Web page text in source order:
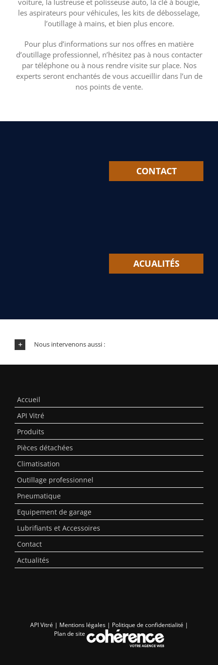
les aspirateurs pour véhicules, les kits de débosselage,
l’outillage à mains, et bien plus encore.
Pour plus d’informations sur nos offres en matière
d’outillage professionnel, n’hésitez pas à nous contacter
par téléphone ou à nous rendre visite sur place. Nos
experts seront enchantés de vous accueillir dans l’un de
nos points de vente.
CONTACT
ACUALITÉS
Nous intervenons aussi :
Accueil
API Vitré
Produits
Pièces détachées
Climatisation
Outillage professionnel
Pneumatique
Equipement de garage
Lubrifiants et Accessoires
Contact
Actualités
API Vitré | Mentions légales| Politique de confidentialité |
Plan de site